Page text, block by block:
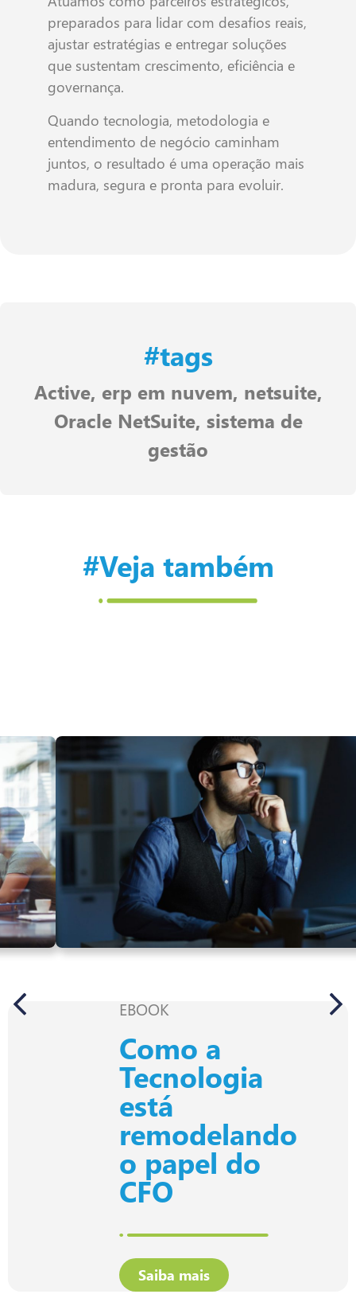
preparados para lidar com desafios reais,
ajustar estratégias e entregar soluções
que sustentam crescimento, eficiência e
governança.
Quando tecnologia, metodologia e
entendimento de negócio caminham
juntos, o resultado é uma operação mais
madura, segura e pronta para evoluir.
#tags
Active, erp em nuvem, netsuite,
Oracle NetSuite, sistema de
gestão
#Veja também
EBOOK
Como a
Tecnologia
está
remodelando
o papel do
CFO
Saiba mais